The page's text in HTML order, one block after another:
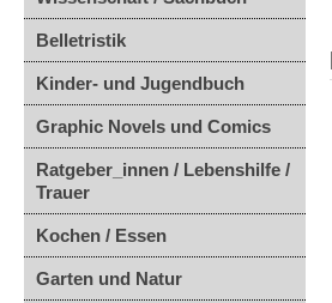
Belletristik
Kinder- und Jugendbuch
Graphic Novels und Comics
Ratgeber_innen / Lebenshilfe /
Trauer
Kochen / Essen
Garten und Natur